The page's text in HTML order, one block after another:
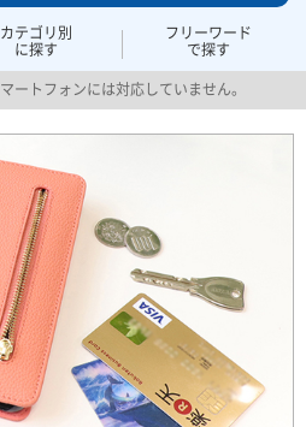
カテゴリ別
に探す
フリーワード
で探す
ートフォンには対応していません。